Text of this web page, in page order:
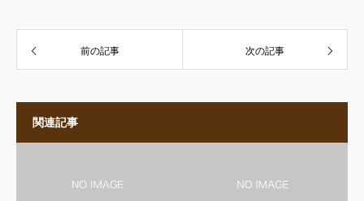
前の記事 次の記事
関連記事